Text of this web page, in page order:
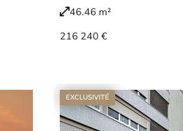
46.46 m²
216 240 €
EXCLUSIVITÉ